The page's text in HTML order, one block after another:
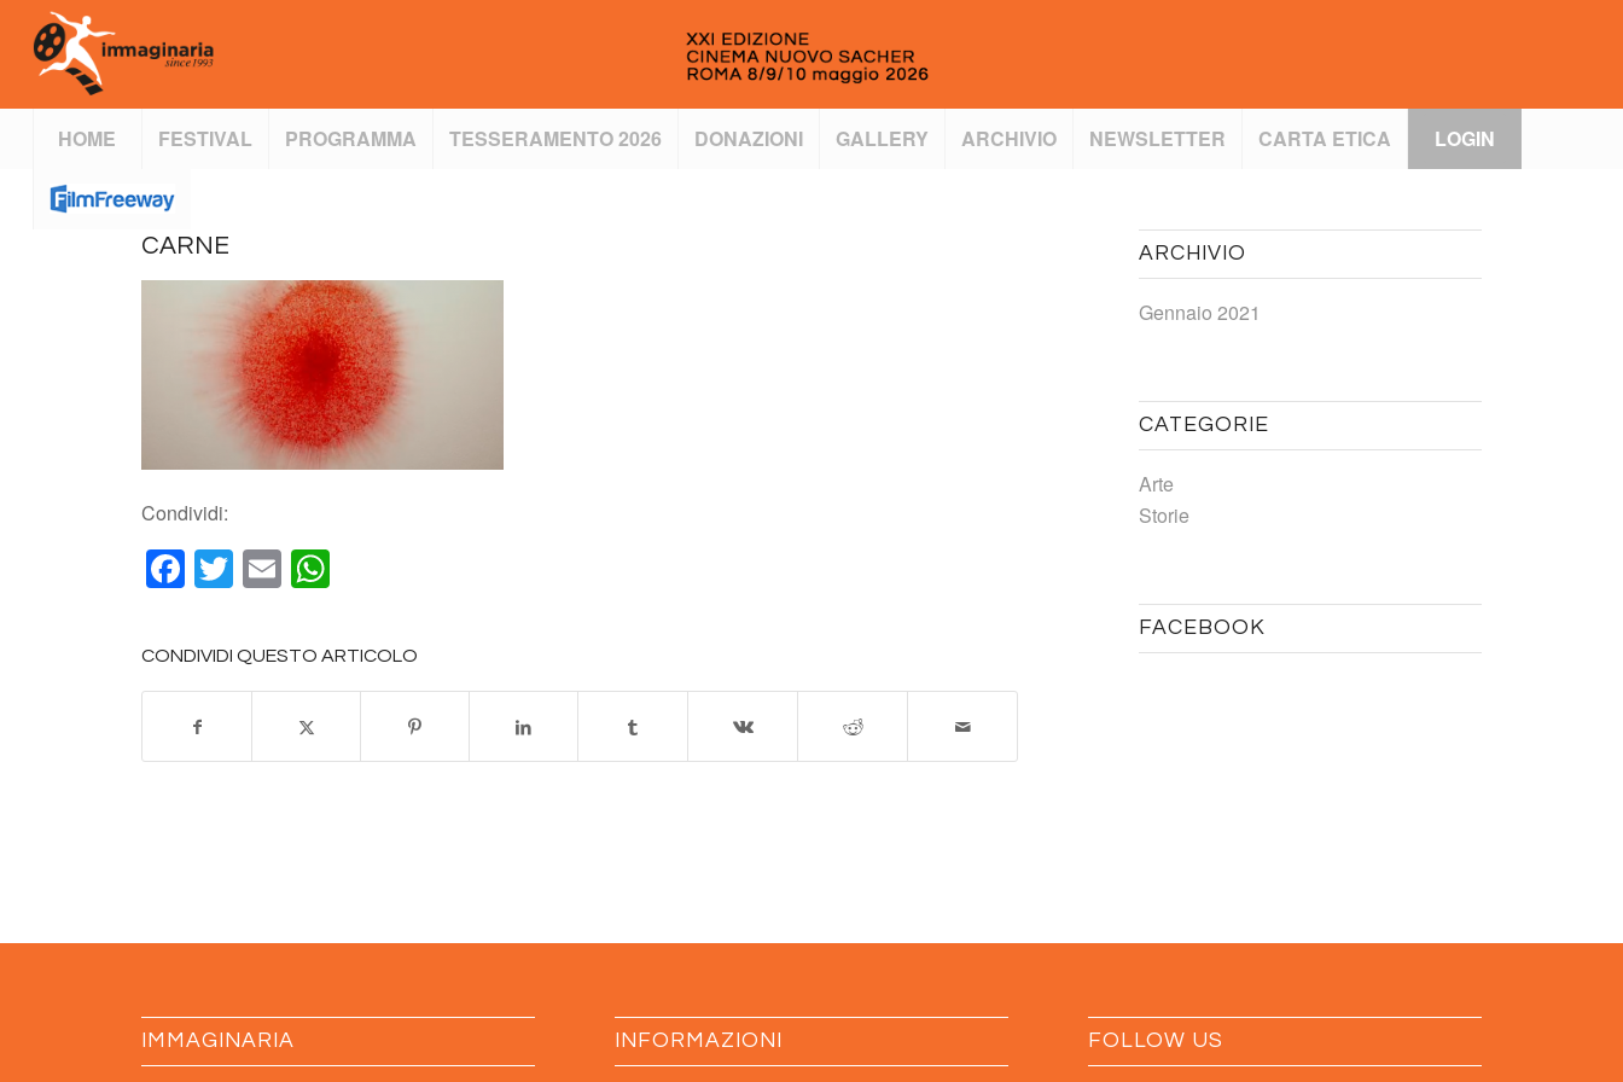
HOME FESTIVAL PROGRAMMA TESSERAMENTO 2026 DONAZIONI GALLERY ARCHIVIO NEWSLETTER CARTA ETICA LOGIN
CARNE
Condividi:
Facebook
Twitter
Email
CONDIVIDI QUESTO ARTICOLO
ARCHIVIO
Gennaio 2021
CATEGORIE
Arte
Storie
FACEBOOK
IMMAGINARIA INFORMAZIONI FOLLOW US